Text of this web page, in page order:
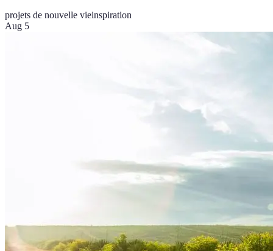
projets de nouvelle vieinspiration
Aug 5